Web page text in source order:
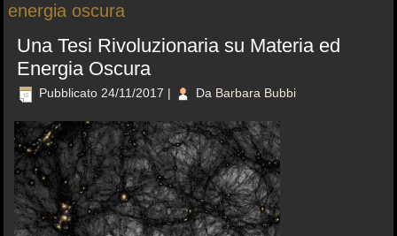
energia oscura
Una Tesi Rivoluzionaria su Materia ed
Energia Oscura
Pubblicato 24/11/2017 | Da Barbara Bubbi